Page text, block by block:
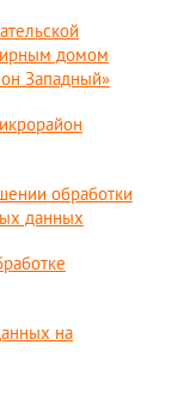
домом
Западный»
обработки
данных
на